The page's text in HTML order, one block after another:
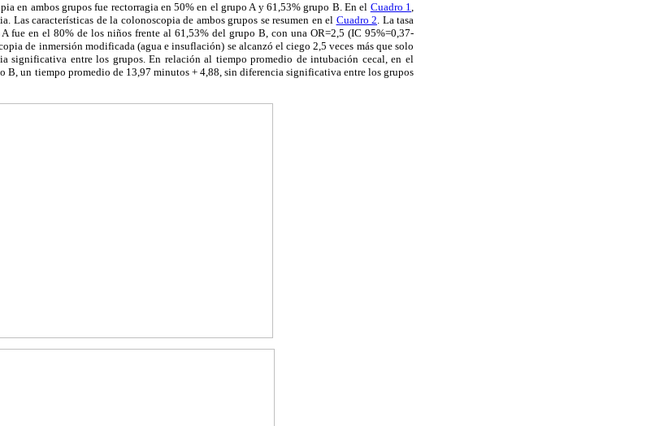
en ambos grupos fue rectorragia en 50% en el grupo A y 61,53% grupo B. En el Cuadro 1,
Las características de la colonoscopia de ambos grupos se resumen en el Cuadro 2. La tasa
fue en el 80% de los niños frente al 61,53% del grupo B, con una OR=2,5 (IC 95%=0,37-
de inmersión modificada (agua e insuflación) se alcanzó el ciego 2,5 veces más que solo
significativa entre los grupos. En relación al tiempo promedio de intubación cecal, en el
B, un tiempo promedio de 13,97 minutos + 4,88, sin diferencia significativa entre los grupos